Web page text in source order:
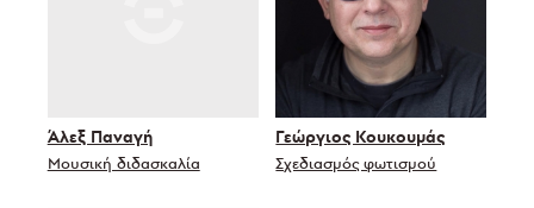
Άλεξ Παναγή
Μουσική διδασκαλία
Γεώργιος Κουκουμάς
Σχεδιασμός φωτισμoύ